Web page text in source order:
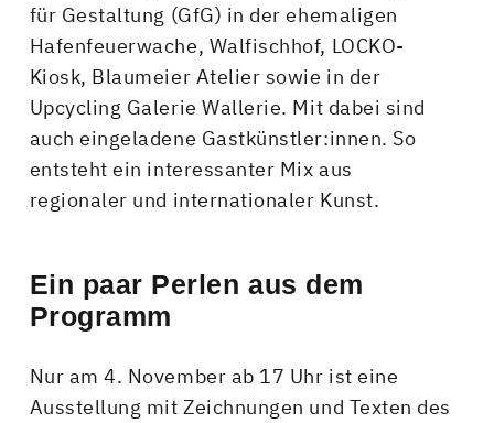
für Gestaltung (GfG) in der ehemaligen
Hafenfeuerwache, Walfischhof, LOCKO-
Kiosk, Blaumeier Atelier sowie in der
Upcycling Galerie Wallerie. Mit dabei sind
auch eingeladene Gastkünstler:innen. So
entsteht ein interessanter Mix aus
regionaler und internationaler Kunst.
Ein paar Perlen aus dem
Programm
Nur am 4. November ab 17 Uhr ist eine
Ausstellung mit Zeichnungen und Texten des